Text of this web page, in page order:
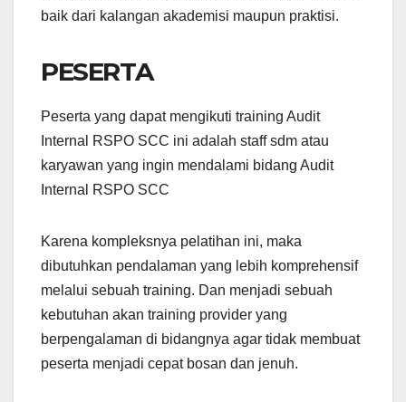
baik dari kalangan akademisi maupun praktisi.
PESERTA
Peserta yang dapat mengikuti training Audit
Internal RSPO SCC ini adalah staff sdm atau
karyawan yang ingin mendalami bidang Audit
Internal RSPO SCC
Karena kompleksnya pelatihan ini, maka
dibutuhkan pendalaman yang lebih komprehensif
melalui sebuah training. Dan menjadi sebuah
kebutuhan akan training provider yang
berpengalaman di bidangnya agar tidak membuat
peserta menjadi cepat bosan dan jenuh.